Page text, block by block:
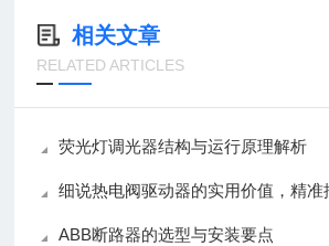
相关文章
RELATED ARTICLES
荧光灯调光器结构与运行原理解析
细说热电阀驱动器的实用价值，精准
ABB断路器的选型与安装要点